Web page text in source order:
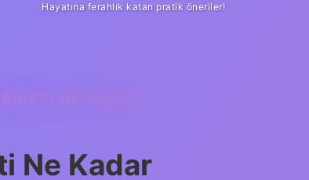
Hayatına ferahlık katan pratik öneriler!
NE KADAR
Ne Kadar